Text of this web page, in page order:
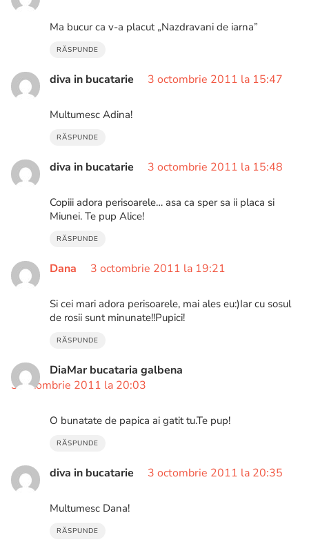
Ma bucur ca v-a placut „Nazdravani de iarna”
RĂSPUNDE
diva in bucatarie 3 octombrie 2011 la 15:47
Multumesc Adina!
RĂSPUNDE
diva in bucatarie 3 octombrie 2011 la 15:48
Copiii adora perisoarele… asa ca sper sa ii placa si
Miunei. Te pup Alice!
RĂSPUNDE
Dana 3 octombrie 2011 la 19:21
Si cei mari adora perisoarele, mai ales eu:)Iar cu sosul
de rosii sunt minunate!!Pupici!
RĂSPUNDE
DiaMar bucataria galbena
3 octombrie 2011 la 20:03
O bunatate de papica ai gatit tu.Te pup!
RĂSPUNDE
diva in bucatarie 3 octombrie 2011 la 20:35
Multumesc Dana!
RĂSPUNDE